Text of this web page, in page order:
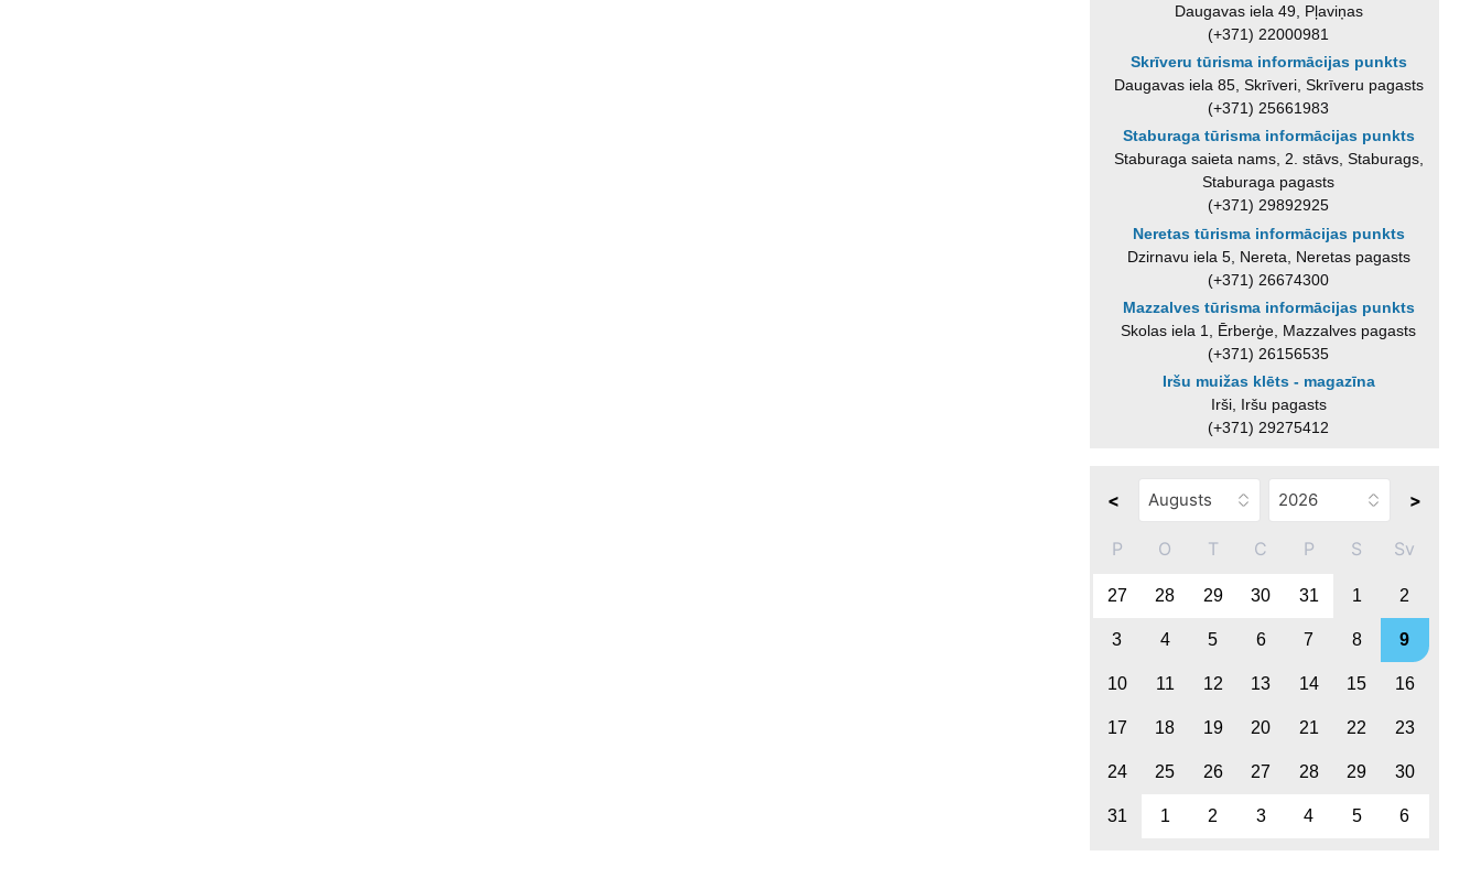
Daugavas iela 49, Pļaviņas
(+371) 22000981
Skrīveru tūrisma informācijas punkts
Daugavas iela 85, Skrīveri, Skrīveru pagasts
(+371) 25661983
Staburaga tūrisma informācijas punkts
Staburaga saieta nams, 2. stāvs, Staburags,
Staburaga pagasts
(+371) 29892925
Neretas tūrisma informācijas punkts
Dzirnavu iela 5, Nereta, Neretas pagasts
(+371) 26674300
Mazzalves tūrisma informācijas punkts
Skolas iela 1, Ērberģe, Mazzalves pagasts
(+371) 26156535
Iršu muižas klēts - magazīna
Irši, Iršu pagasts
(+371) 29275412
< >
P O T C P S Sv
27 28 29 30 31 1 2
3 4 5 6 7 8 9
10 11 12 13 14 15 16
17 18 19 20 21 22 23
24 25 26 27 28 29 30
31 1 2 3 4 5 6